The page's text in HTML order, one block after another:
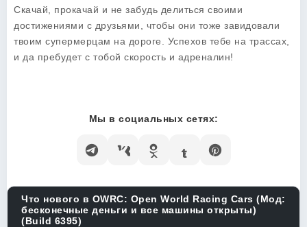
Скачай, прокачай и не забудь делиться своими
достижениями с друзьями, чтобы они тоже завидовали
твоим супермерцам на дороге. Успехов тебе на трассах,
и да пребудет с тобой скорость и адреналин!
Мы в социальных сетях:
Что нового в OWRC: Open World Racing Cars (Мод:
бесконечные деньги и все машины открыты)
(Build 6395)